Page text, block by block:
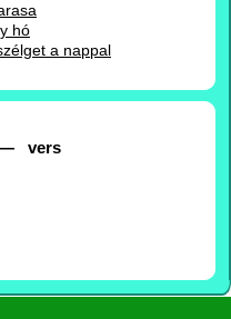
hó
a nappal
— vers